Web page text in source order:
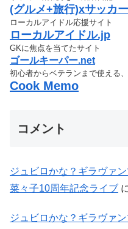
(グルメ+旅行)xサッカ
ローカルアイドル応援サイト
ローカルアイドル.jp
GKに焦点を当てたサイト
ゴールキーパー.net
初心者からベテランまで使える
Cook Memo
コメント
ジュビロかな？ギラヴァ
菜々子10周年記念ライブ
ジュビロかな？ギラヴァ